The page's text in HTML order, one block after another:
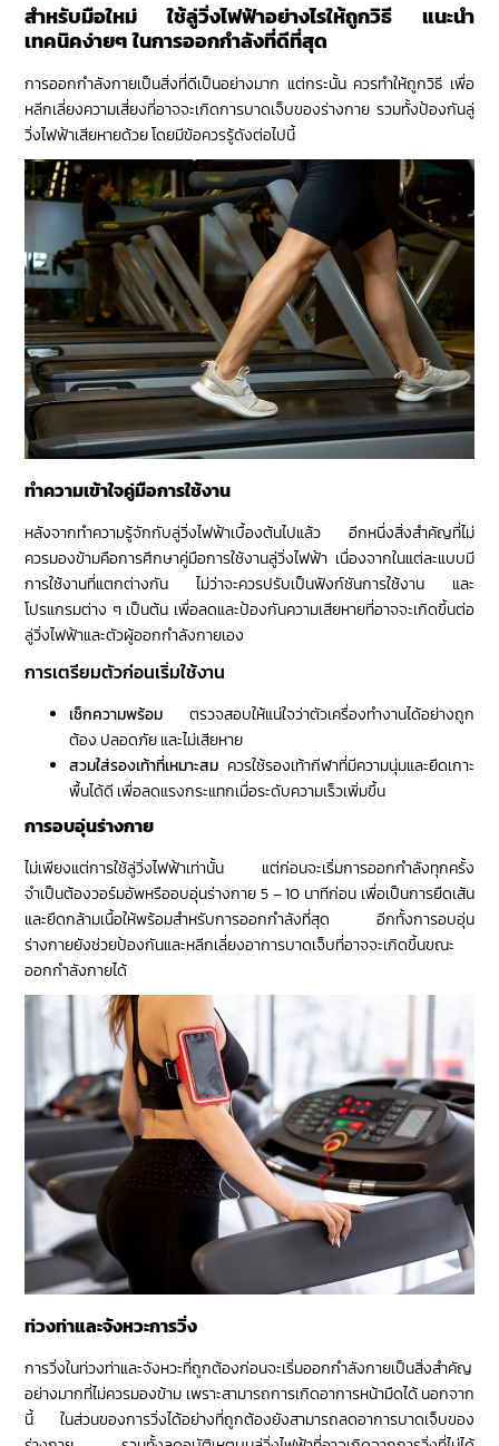
สำหรับมือใหม่ ใช้ลู่วิ่งไฟฟ้าอย่างไรให้ถูกวิธี แนะนำ
เทคนิคง่ายๆ ในการออกกำลังที่ดีที่สุด
การออกกำลังกายเป็นสิ่งที่ดีเป็นอย่างมาก แต่กระนั้น ควรทำให้ถูกวิธี เพื่อ
หลีกเลี่ยงความเสี่ยงที่อาจจะเกิดการบาดเจ็บของร่างกาย รวมทั้งป้องกันลู่
วิ่งไฟฟ้าเสียหายด้วย โดยมีข้อควรรู้ดังต่อไปนี้
ทำความเข้าใจคู่มือการใช้งาน
หลังจากทำความรู้จักกับลู่วิ่งไฟฟ้าเบื้องต้นไปแล้ว อีกหนึ่งสิ่งสำคัญที่ไม่
ควรมองข้ามคือการศึกษาคู่มือการใช้งานลู่วิ่งไฟฟ้า เนื่องจากในแต่ละแบบมี
การใช้งานที่แตกต่างกัน ไม่ว่าจะควรปรับเป็นฟังก์ชันการใช้งาน และ
โปรแกรมต่าง ๆ เป็นต้น เพื่อลดและป้องกันความเสียหายที่อาจจะเกิดขึ้นต่อ
ลู่วิ่งไฟฟ้าและตัวผู้ออกกำลังกายเอง
การเตรียมตัวก่อนเริ่มใช้งาน
เช็กความพร้อม ตรวจสอบให้แน่ใจว่าตัวเครื่องทำงานได้อย่างถูก
ต้อง ปลอดภัย และไม่เสียหาย
สวมใส่รองเท้าที่เหมาะสม ควรใช้รองเท้ากีฬาที่มีความนุ่มและยึดเกาะ
พื้นได้ดี เพื่อลดแรงกระแทกเมื่อระดับความเร็วเพิ่มขึ้น
การอบอุ่นร่างกาย
ไม่เพียงแต่การใช้ลู่วิ่งไฟฟ้าเท่านั้น แต่ก่อนจะเริ่มการออกกำลังทุกครั้ง
จำเป็นต้องวอร์มอัพหรืออบอุ่นร่างกาย 5 – 10 นาทีก่อน เพื่อเป็นการยืดเส้น
และยืดกล้ามเนื้อให้พร้อมสำหรับการออกกำลังที่สุด อีกทั้งการอบอุ่น
ร่างกายยังช่วยป้องกันและหลีกเลี่ยงอาการบาดเจ็บที่อาจจะเกิดขึ้นขณะ
ออกกำลังกายได้
ท่วงท่าและจังหวะการวิ่ง
การวิ่งในท่วงท่าและจังหวะที่ถูกต้องก่อนจะเริ่มออกกำลังกายเป็นสิ่งสำคัญ
อย่างมากที่ไม่ควรมองข้าม เพราะสามารถการเกิดอาการหน้ามืดได้ นอกจาก
นี้ ในส่วนของการวิ่งได้อย่างที่ถูกต้องยังสามารถลดอาการบาดเจ็บของ